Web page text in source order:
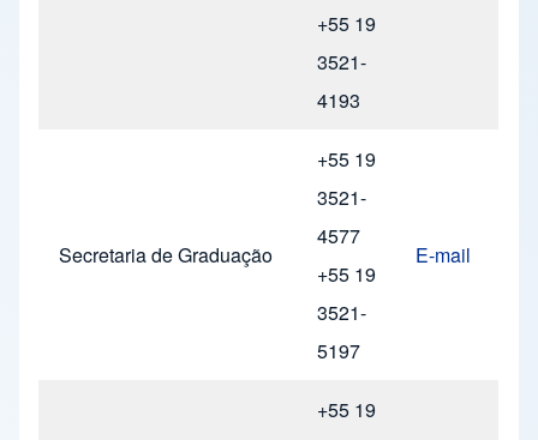
+55 19
3521-
4193
Secretaria de Graduação
+55 19
3521-
4577
+55 19
3521-
5197
E-mail
+55 19